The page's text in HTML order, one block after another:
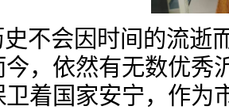
会因时间的流逝而
今，依然有无数优秀
卫着国家安宁，作为